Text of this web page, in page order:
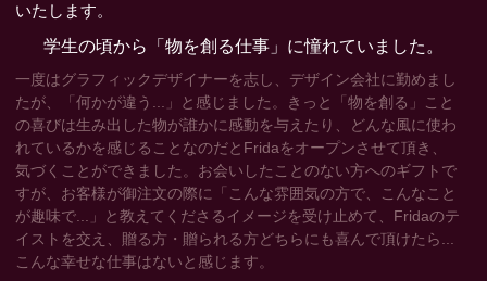
いたします。
学生の頃から「物を創る仕事」に憧れていました。
一度はグラフィックデザイナーを志し、デザイン会社に勤めまし
たが、「何かが違う...」と感じました。きっと「物を創る」こと
の喜びは生み出した物が誰かに感動を与えたり、どんな風に使わ
れているかを感じることなのだとFridaをオープンさせて頂き、
気づくことができました。お会いしたことのない方へのギフトで
すが、お客様が御注文の際に「こんな雰囲気の方で、こんなこと
が趣味で...」と教えてくださるイメージを受け止めて、Fridaのテ
イストを交え、贈る方・贈られる方どちらにも喜んで頂けたら...
こんな幸せな仕事はないと感じます。